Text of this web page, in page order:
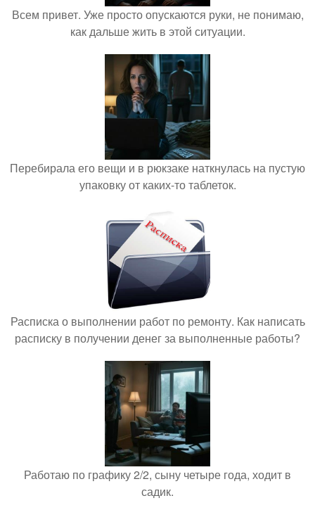
Всем привет. Уже просто опускаются руки, не понимаю,
как дальше жить в этой ситуации.
Перебирала его вещи и в рюкзаке наткнулась на пустую
упаковку от каких-то таблеток.
Расписка о выполнении работ по ремонту. Как написать
расписку в получении денег за выполненные работы?
Работаю по графику 2/2, сыну четыре года, ходит в
садик.